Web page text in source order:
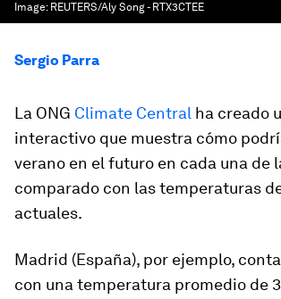
Image: REUTERS/Aly Song - RTX3CTEE
Sergio Parra
La ONG Climate Central ha creado
interactivo que muestra cómo
verano en el futuro en cada una de
comparado con las temperaturas
actuales.
Madrid (España), por ejemplo,
con una temperatura promedio de